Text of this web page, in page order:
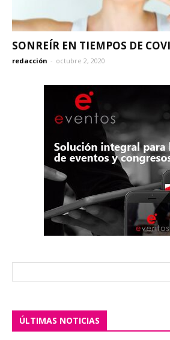
SONREÍR EN TIEMPOS DE
redacción - octubre 2, 2020
ÚLTIMAS NOTICIAS